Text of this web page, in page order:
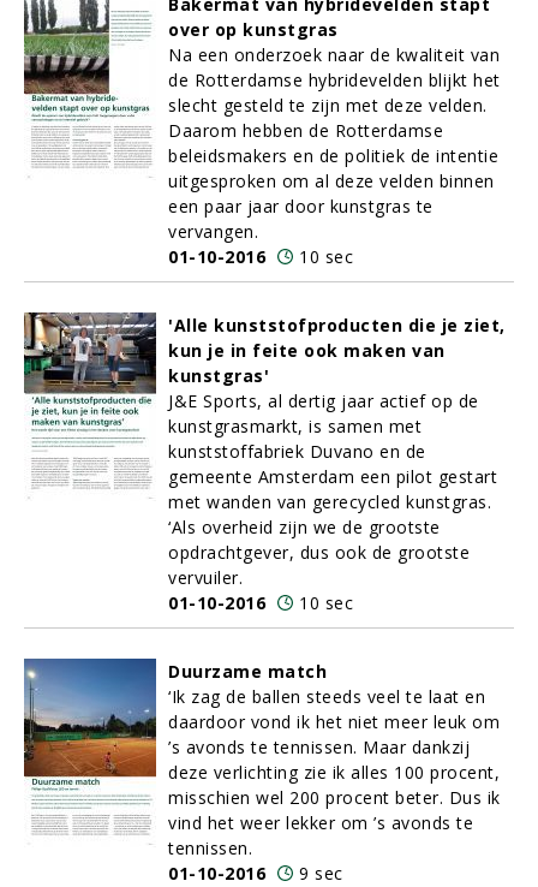
over op kunstgras
Na een onderzoek naar de kwaliteit van
de Rotterdamse hybridevelden blijkt het
slecht gesteld te zijn met deze velden.
Daarom hebben de Rotterdamse
beleidsmakers en de politiek de intentie
uitgesproken om al deze velden binnen
een paar jaar door kunstgras te
vervangen.
01-10-2016
10 sec
'Alle kunststofproducten die je ziet,
kun je in feite ook maken van
kunstgras'
J&E Sports, al dertig jaar actief op de
kunstgrasmarkt, is samen met
kunststoffabriek Duvano en de
gemeente Amsterdam een pilot gestart
met wanden van gerecycled kunstgras.
‘Als overheid zijn we de grootste
opdrachtgever, dus ook de grootste
vervuiler.
01-10-2016
10 sec
Duurzame match
‘Ik zag de ballen steeds veel te laat en
daardoor vond ik het niet meer leuk om
’s avonds te tennissen. Maar dankzij
deze verlichting zie ik alles 100 procent,
misschien wel 200 procent beter. Dus ik
vind het weer lekker om ’s avonds te
tennissen.
01-10-2016
9 sec